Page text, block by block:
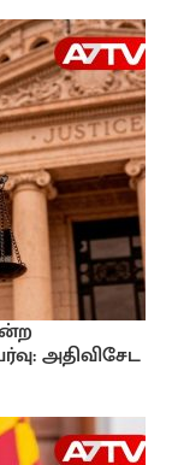
அதிவிசேட